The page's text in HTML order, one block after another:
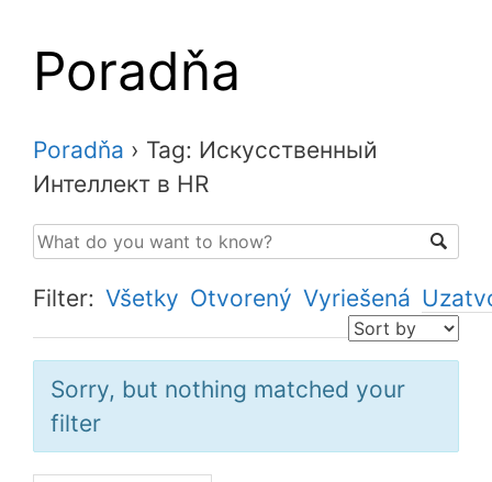
Poradňa
Poradňa › Tag: Искусственный
Интеллект в HR
Filter: Všetky Otvorený Vyriešená
Sorry, but nothing matched your
filter